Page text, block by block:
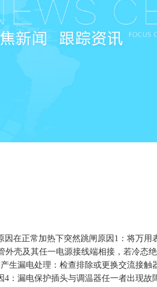
在正常加热下突然跳闸原因1：将万用
外壳及其任一电源接线端相接，若冷态
生漏电处理：检查排除或更换交流接触
：漏电保护插头与调温器任一者出现故